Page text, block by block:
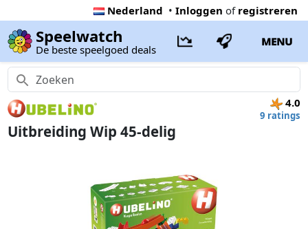
Nederland • Inloggen of registreren
Speelwatch
De beste speelgoed deals
MENU
4.0
9 ratings
Uitbreiding Wip 45-delig